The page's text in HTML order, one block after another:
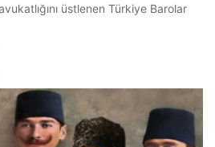
üstlenen Türkiye Barolar